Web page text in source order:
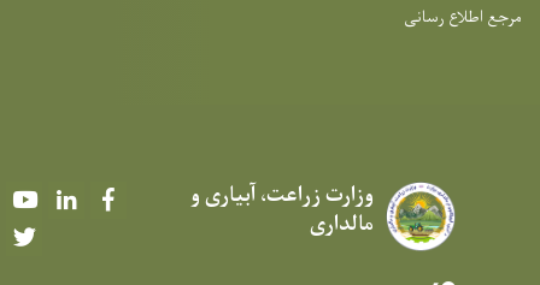
مرجع اطلاع رسانی
وزارت زراعت، آبیاری و
مالداری
YoutubeLinkedIn